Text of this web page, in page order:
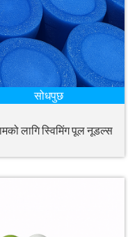
सोधपुछ
लागि स्विमिंग पूल नूडल्स